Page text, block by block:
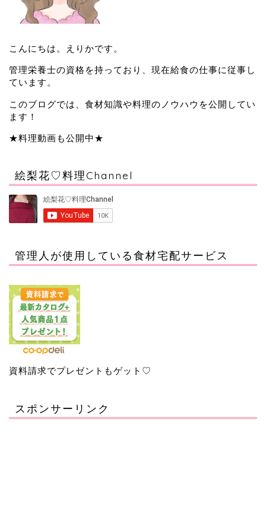
こんにちは。えりかです。
管理栄養士の資格を持っており、現在給食の仕事に従事し
ています。
このブログでは、食材知識や料理のノウハウを公開してい
ます！
★料理動画も公開中★
絵梨花♡料理Channel
管理人が使用している食材宅配サービス
資料請求でプレゼントもゲット♡
スポンサーリンク